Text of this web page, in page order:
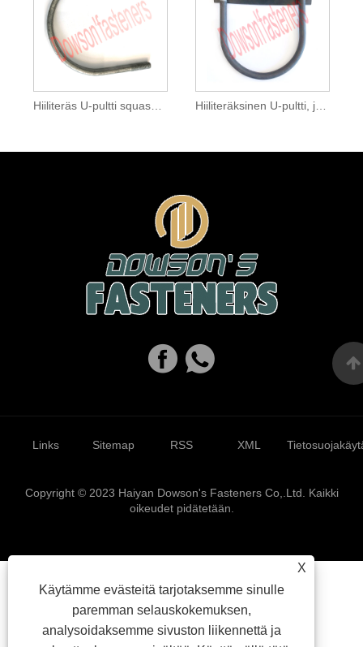
Hiiliteräs U-pultti squash flat HDG
X
Käytämme evästeitä tarjotaksemme sinulle
paremman selauskokemuksen,
analysoidaksemme sivuston liikennettä ja
Links Sitemap RSS XML
Copyright © 2023 Haiyan Dowson's Fasteners Co,.Ltd. Kaikki
oikeudet pidätetään.